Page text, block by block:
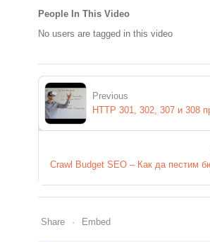
People In This Video
No users are tagged in this video
Previous
Share Embed